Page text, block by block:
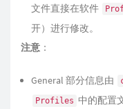
文件直接在软件
开）进行修改。
注意 ：
General 部分信息由
Profiles 中的配置